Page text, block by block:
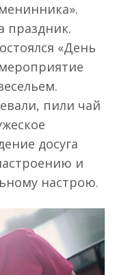
праздник.
«День
пили чай
досуга
и
настрою.